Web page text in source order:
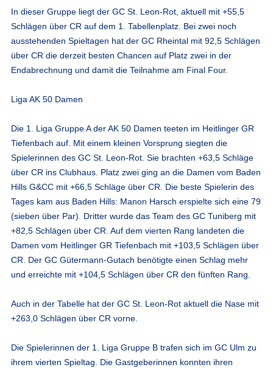
In dieser Gruppe liegt der GC St. Leon-Rot, aktuell mit +55,5
Schlägen über CR auf dem 1. Tabellenplatz. Bei zwei noch
ausstehenden Spieltagen hat der GC Rheintal mit 92,5 Schlägen
über CR die derzeit besten Chancen auf Platz zwei in der
Endabrechnung und damit die Teilnahme am Final Four.
Liga AK 50 Damen
Die 1. Liga Gruppe A der AK 50 Damen teeten im Heitlinger GR
Tiefenbach auf. Mit einem kleinen Vorsprung siegten die
Spielerinnen des GC St. Leon-Rot. Sie brachten +63,5 Schläge
über CR ins Clubhaus. Platz zwei ging an die Damen vom Baden
Hills G&CC mit +66,5 Schläge über CR. Die beste Spielerin des
Tages kam aus Baden Hills: Manon Harsch erspielte sich eine 79
(sieben über Par). Dritter wurde das Team des GC Tuniberg mit
+82,5 Schlägen über CR. Auf dem vierten Rang landeten die
Damen vom Heitlinger GR Tiefenbach mit +103,5 Schlägen über
CR. Der GC Gütermann-Gutach benötigte einen Schlag mehr
und erreichte mit +104,5 Schlägen über CR den fünften Rang.
Auch in der Tabelle hat der GC St. Leon-Rot aktuell die Nase mit
+263,0 Schlägen über CR vorne.
Die Spielerinnen der 1. Liga Gruppe B trafen sich im GC Ulm zu
ihrem vierten Spieltag. Die Gastgeberinnen konnten ihren